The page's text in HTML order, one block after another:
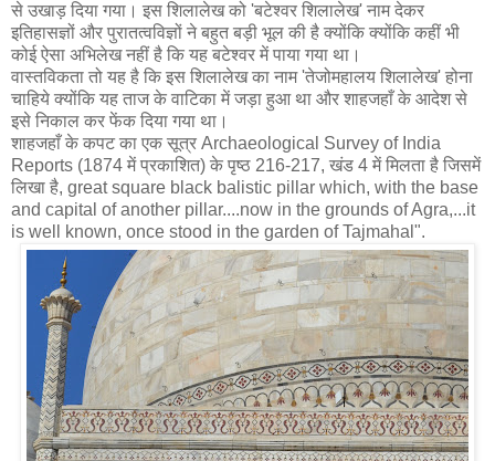
से उखाड़ दिया गया। इस शिलालेख को 'बटेश्वर शिलालेख' नाम देकर
इतिहासज्ञों और पुरातत्वविज्ञों ने बहुत बड़ी भूल की है क्योंकि क्योंकि कहीं भी
कोई ऐसा अभिलेख नहीं है कि यह बटेश्वर में पाया गया था।
वास्तविकता तो यह है कि इस शिलालेख का नाम 'तेजोमहालय शिलालेख' होना
चाहिये क्योंकि यह ताज के वाटिका में जड़ा हुआ था और शाहजहाँ के आदेश से
इसे निकाल कर फेंक दिया गया था।
शाहजहाँ के कपट का एक सूत्र Archaeological Survey of India
Reports (1874 में प्रकाशित) के पृष्ठ 216-217, खंड 4 में मिलता है जिसमें
लिखा है, great square black balistic pillar which, with the base
and capital of another pillar....now in the grounds of Agra,...it
is well known, once stood in the garden of Tajmahal".